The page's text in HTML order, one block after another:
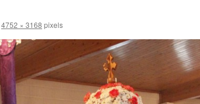
4752 × 3168 pixels